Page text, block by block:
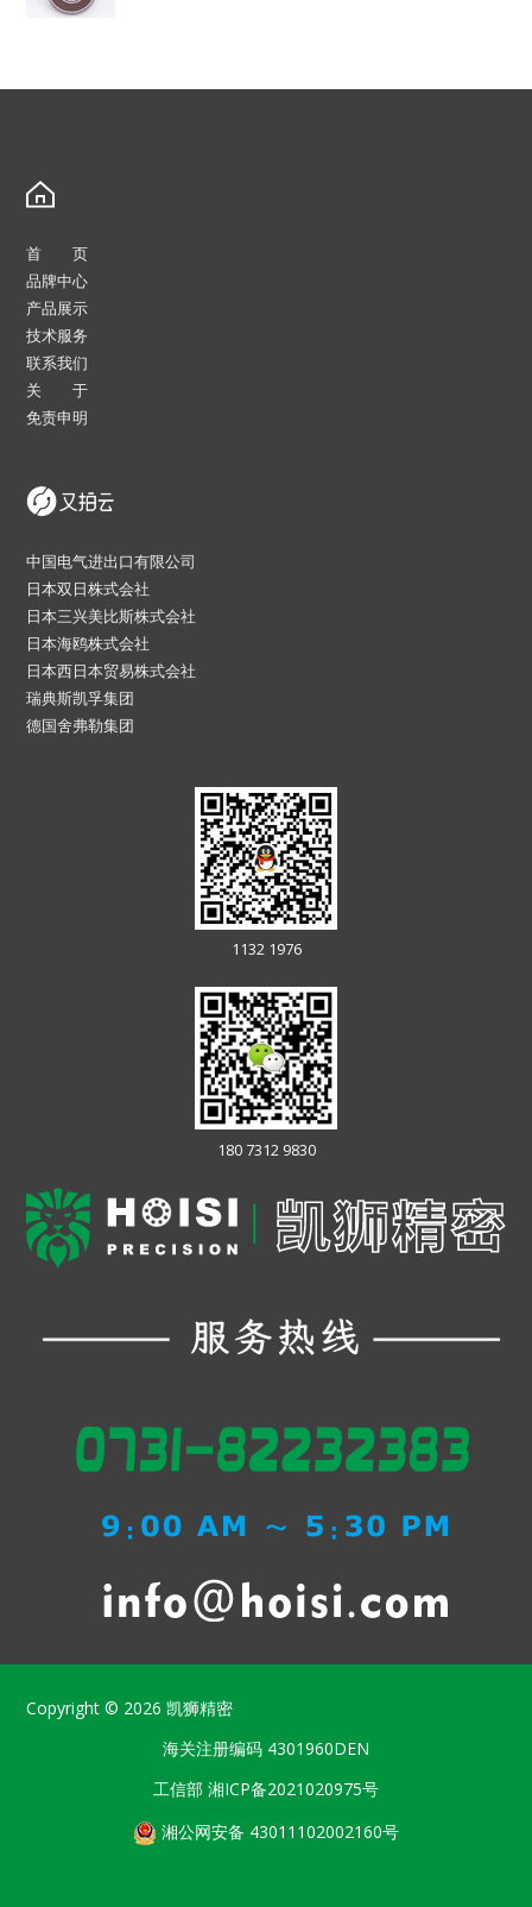
首 页
品牌中心
产品展示
技术服务
联系我们
关 于
免责申明
中国电气进出口有限公司
日本双日株式会社
日本三兴美比斯株式会社
日本海鸥株式会社
日本西日本贸易株式会社
瑞典斯凯孚集团
德国舍弗勒集团
1132 1976
180 7312 9830
Copyright © 2026凯狮精密
海关注册编码 4301960DEN
工信部 湘ICP备2021020975号
湘公网安备 43011102002160号